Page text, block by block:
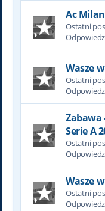
Ac
Ostatni
Wasze
Ostatni
Zabawa
Serie A
Ostatni
Wasze
Ostatni